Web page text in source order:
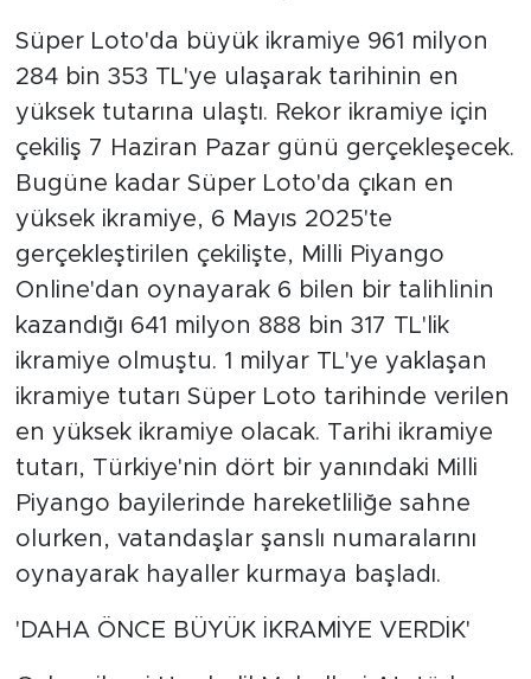
Süper Loto'da büyük ikramiye 961 milyon
284 bin 353 TL'ye ulaşarak tarihinin en
yüksek tutarına ulaştı. Rekor ikramiye için
çekiliş 7 Haziran Pazar günü gerçekleşecek.
Bugüne kadar Süper Loto'da çıkan en
yüksek ikramiye, 6 Mayıs 2025'te
gerçekleştirilen çekilişte, Milli Piyango
Online'dan oynayarak 6 bilen bir talihlinin
kazandığı 641 milyon 888 bin 317 TL'lik
ikramiye olmuştu. 1 milyar TL'ye yaklaşan
ikramiye tutarı Süper Loto tarihinde verilen
en yüksek ikramiye olacak. Tarihi ikramiye
tutarı, Türkiye'nin dört bir yanındaki Milli
Piyango bayilerinde hareketliliğe sahne
olurken, vatandaşlar şanslı numaralarını
oynayarak hayaller kurmaya başladı.
'DAHA ÖNCE BÜYÜK İKRAMİYE VERDİK'